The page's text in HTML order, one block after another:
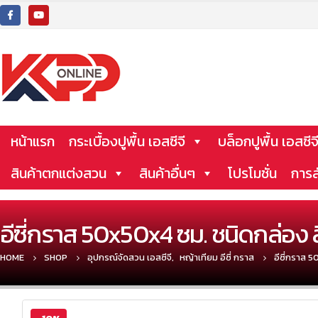
หน้าแรก กระเบื้องปูพื้น เอสซีจี
บล็อกปูพื้น เอสซีจี
สินค้าตกแต่งสวน
สินค้าอื่นๆ โปรโมชั่น การ
อีซี่กราส 50x50x4 ซม. ชนิดกล่อง
HOME SHOP อุปกรณ์จัดสวน เอสซีจี, หญ้าเทียม อีซี่ กราส อีซี่กราส